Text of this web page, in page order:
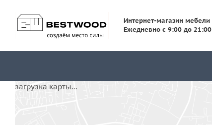
Интернет-магазин мебели
Ежедневно с 9:00 до 21:00
загрузка карты...